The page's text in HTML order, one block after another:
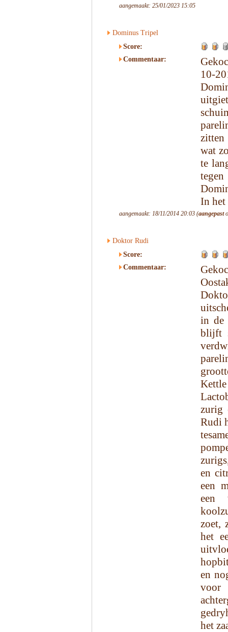
aangemaakt: 25/01/2023 15:05
Dominus Tripel
Score:
Commentaar:
10-
zitten
wat
te
In het
aangemaakt: 18/11/2014 20:03 (aangepast
Doktor Rudi
Score:
Commentaar:
in de
blijft
zurig
Rudi
en
een
een
zoet,
het
en
voor
het